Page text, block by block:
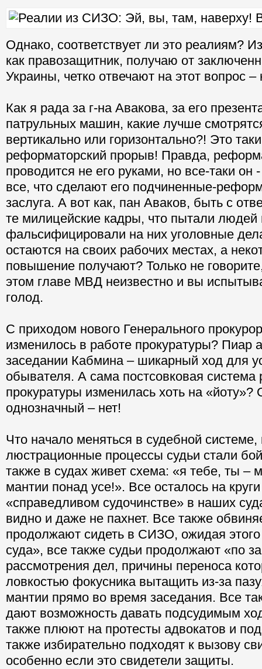
Однако, соответствует ли это реалиям?
как правозащитник, получаю от
Украины, четко отвечают на этот вопрос –
Как я рада за г-на Авакова, за его
патрульных машин, какие лучше
вертикально или горизонтально?! Это
реформаторский прорыв! Правда,
проводится не его руками, но все-таки он
все, что сделают его подчиненные-
заслуга. А вот как, пан Аваков, быть с
те милицейские кадры, что пытали людей
фальсифицировали на них уголовные
остаются на своих рабочих местах, а
повышение получают? Только не
этом главе МВД неизвестно и вы
голод.
С приходом нового Генерального
изменилось в работе прокуратуры? Пиар
заседании Кабмина – шикарный ход для
обывателя. А сама постсовковая система
прокуратуры изменилась хоть на «йоту»?
однозначный – нет!
Что начало меняться в судебной системе,
люстрационные процессы судьи стали
также в судах живет схема: «я тебе, ты –
мантии понад усе!». Все осталось на
«справедливом судочинстве» в наших
видно и даже не пахнет. Все также
продолжают сидеть в СИЗО, ожидая этого
суда», все также судьи продолжают «по
рассмотрения дел, причины переноса
ловкостью фокусника вытащить из-за
мантии прямо во время заседания. Все
дают возможность давать подсудимым
также плюют на протесты адвокатов и
также избирательно подходят к вызову
особенно если это свидетели защиты.